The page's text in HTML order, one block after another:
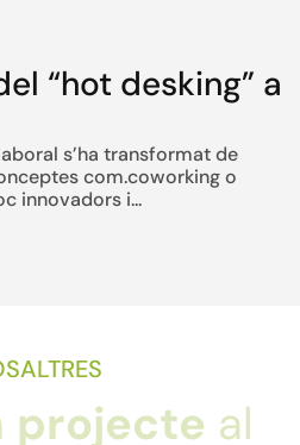
“hot desking” a
s’ha transformat de
com.coworking o
innovadors i...
projecte al